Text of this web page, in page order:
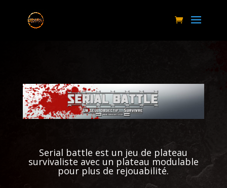
Serial battle est un jeu de plateau
survivaliste avec un plateau modulable
pour plus de rejouabilité.